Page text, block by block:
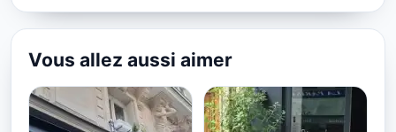
Vous allez aussi aimer